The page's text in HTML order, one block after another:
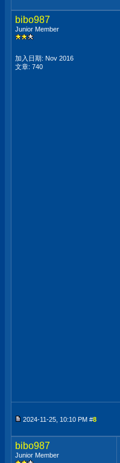
bibo987
Junior Member
加入日期: Nov 2016
文章: 740
2024-11-25, 10:10 PM #8
bibo987
Junior Member